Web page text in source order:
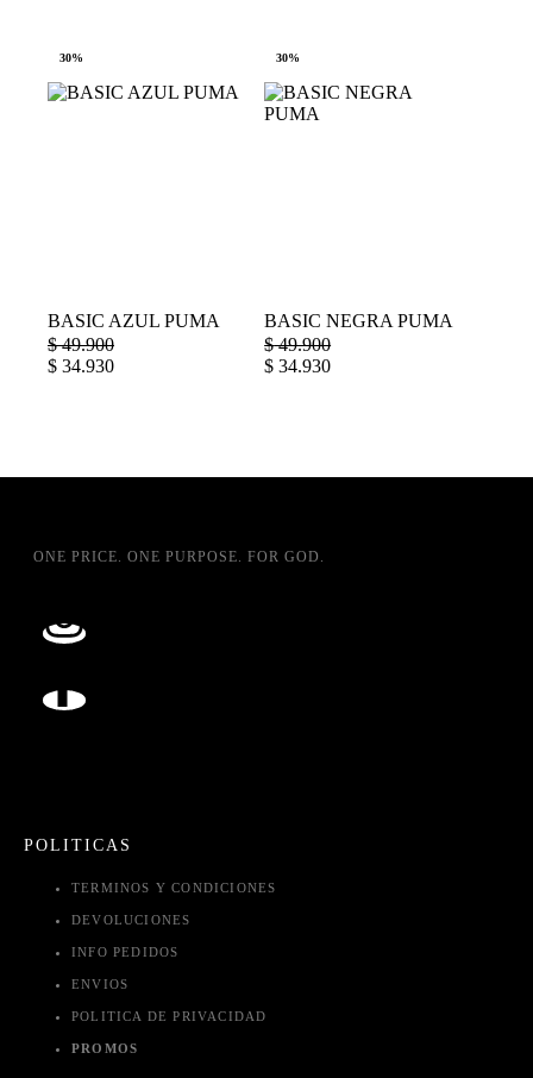
30%
BASIC AZUL PUMA
$49.900
$ 34.930
30%
BASIC NEGRA PUMA
$49.900
$ 34.930
ONE PRICE. ONE PURPOSE. FOR GOD.
POLITICAS
TERMINOS Y CONDICIONES
DEVOLUCIONES
INFO PEDIDOS
ENVIOS
POLITICA DE PRIVACIDAD
PROMOS